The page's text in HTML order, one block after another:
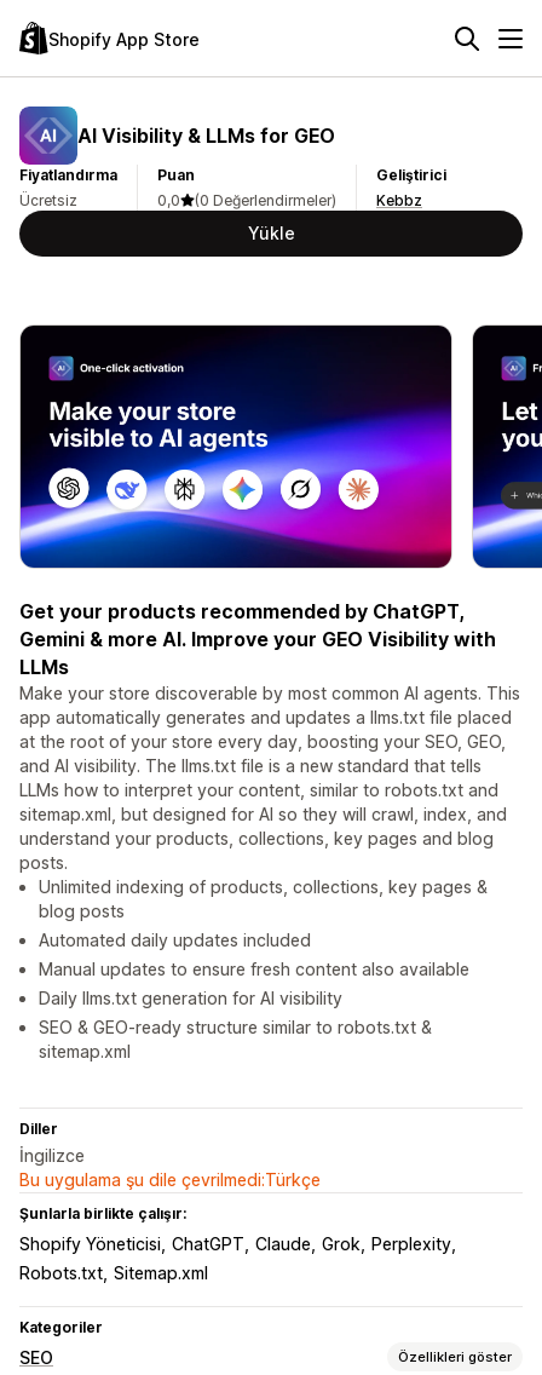
Shopify App Store
AI Visibility & LLMs for GEO
Fiyatlandırma
Ücretsiz
Puan
0,0
(0 Değerlendirmeler)
Geliştirici
Kebbz
Yükle
Get your products recommended by ChatGPT,
Gemini & more AI. Improve your GEO Visibility with
LLMs
Make your store discoverable by most common AI agents. This
app automatically generates and updates a llms.txt file placed
at the root of your store every day, boosting your SEO, GEO,
and AI visibility. The llms.txt file is a new standard that tells
LLMs how to interpret your content, similar to robots.txt and
sitemap.xml, but designed for AI so they will crawl, index, and
understand your products, collections, key pages and blog
posts.
Unlimited indexing of products, collections, key pages &
blog posts
Automated daily updates included
Manual updates to ensure fresh content also available
Daily llms.txt generation for AI visibility
SEO & GEO-ready structure similar to robots.txt &
sitemap.xml
Diller
İngilizce
Bu uygulama şu dile çevrilmedi:Türkçe
Şunlarla birlikte çalışır:
Shopify Yöneticisi ChatGPT Claude Grok
Perplexity
Robots.txt Sitemap.xml
Kategoriler
SEO Özellikleri göster